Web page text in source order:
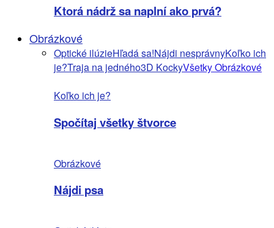
Ktorá nádrž sa naplní ako prvá?
Obrázkové
Optické ilúzieHľadá sa!Nájdi nesprávnyKoľko ich
je?Traja na jedného3D KockyVšetky Obrázkové
Koľko ich je?
Spočítaj všetky štvorce
Obrázkové
Nájdi psa